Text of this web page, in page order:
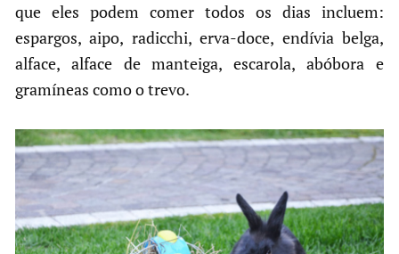
que eles podem comer todos os dias incluem:
espargos, aipo, radicchi, erva-doce, endívia belga,
alface, alface de manteiga, escarola, abóbora e
gramíneas como o trevo.